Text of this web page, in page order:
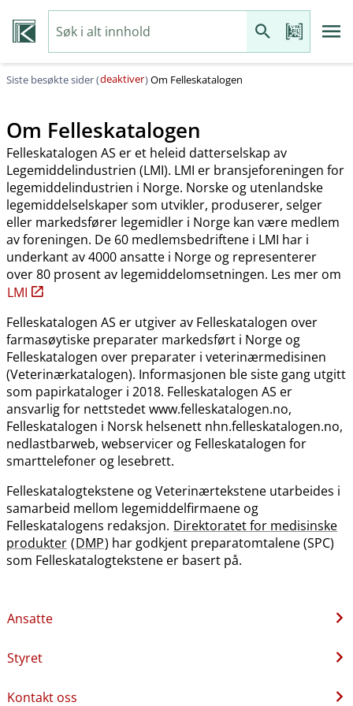
Siste besøkte sider (deaktiver)Om Felleskatalogen
Om Felleskatalogen
Felleskatalogen AS er et heleid datterselskap av
Legemiddelindustrien (LMI). LMI er bransjeforeningen for
legemiddelindustrien i Norge. Norske og utenlandske
legemiddelselskaper som utvikler, produserer, selger
eller markedsfører legemidler i Norge kan være medlem
av foreningen. De 60 medlemsbedriftene i LMI har i
underkant av 4000 ansatte i Norge og representerer
over 80 prosent av legemiddelomsetningen. Les mer om
LMI
Felleskatalogen AS er utgiver av Felleskatalogen over
farmasøytiske preparater markedsført i Norge og
Felleskatalogen over preparater i veterinærmedisinen
(Veterinærkatalogen). Informasjonen ble siste gang utgitt
som papirkataloger i 2018. Felleskatalogen AS er
ansvarlig for nettstedet www.felleskatalogen.no,
Felleskatalogen i Norsk helsenett nhn.felleskatalogen.no,
nedlastbarweb, webservicer og Felleskatalogen for
smarttelefoner og lesebrett.
Felleskatalogtekstene og Veterinærtekstene utarbeides i
samarbeid mellom legemiddelfirmaene og
Felleskatalogens redaksjon. Direktoratet for medisinske
produkter (DMP) har godkjent preparatomtalene (SPC)
som Felleskatalogtekstene er basert på.
Ansatte
Styret
Kontakt oss